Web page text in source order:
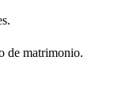
de matrimonio.